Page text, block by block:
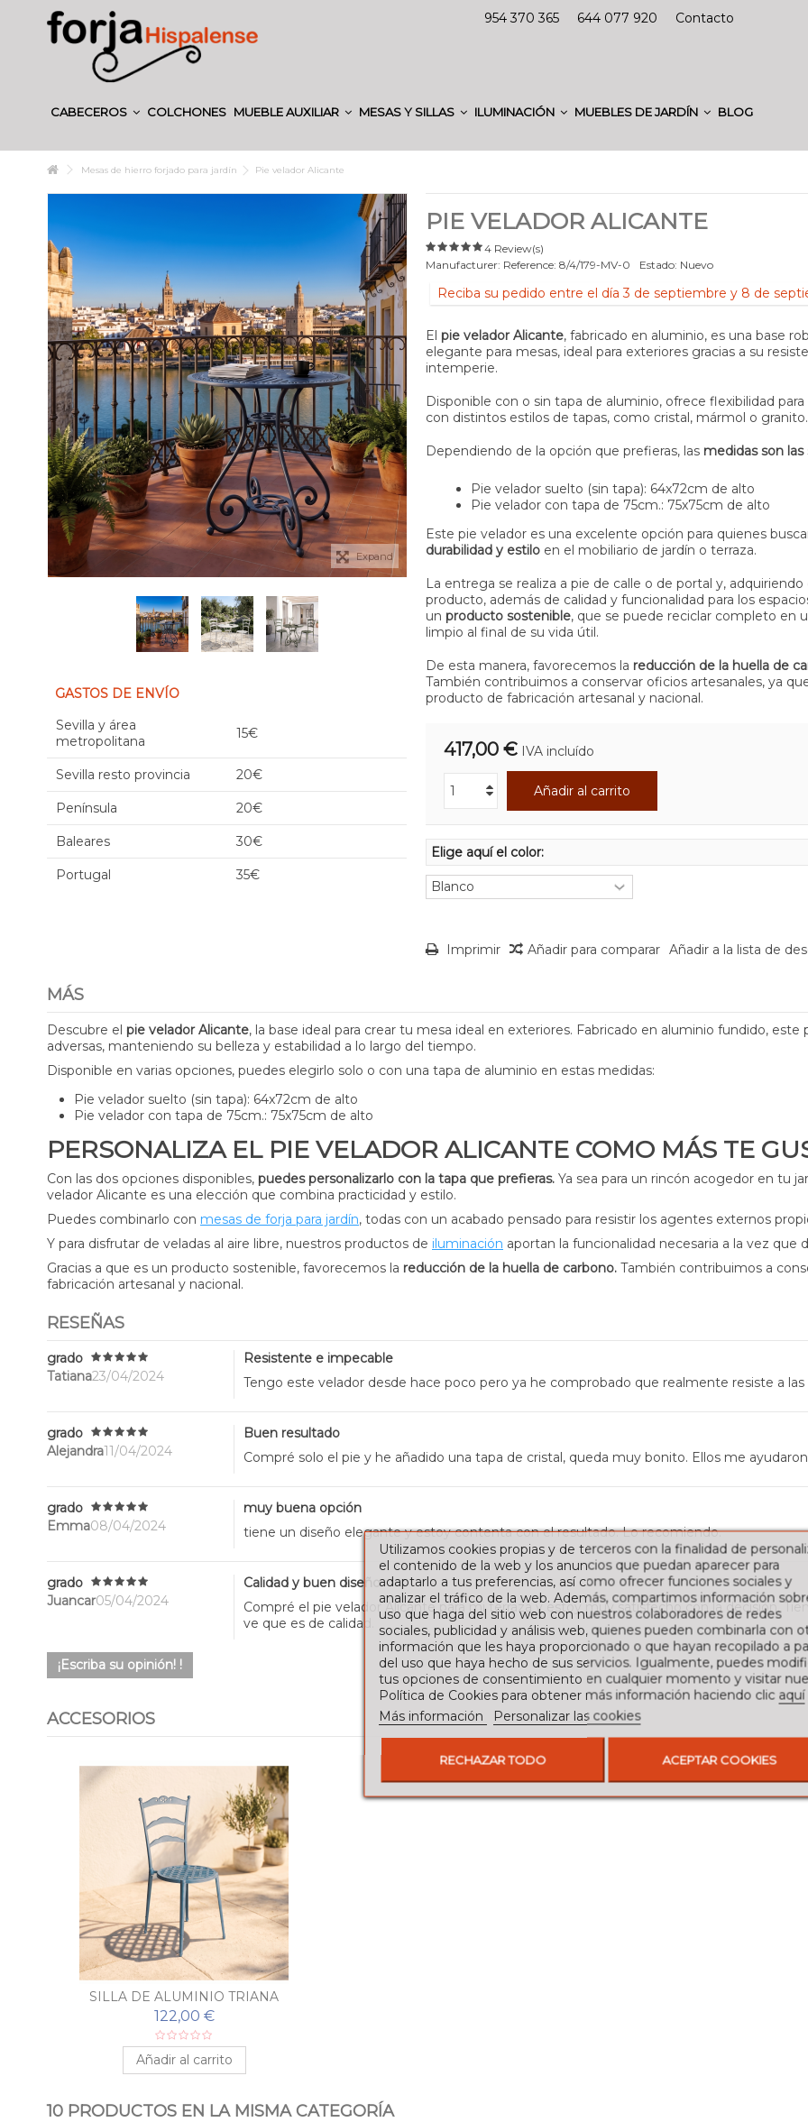
954 370 365 644 077 920 Contacto
CABECEROS COLCHONES MUEBLE AUXILIAR MESAS Y SILLAS ILUMINACIÓN MUEBLES DE JARDÍN BLOG
Mesas de hierro forjado para jardín Pie velador Alicante
Expand
GASTOS DE ENVÍO
Sevilla y área
metropolitana
15€
Sevilla resto provincia 20€
Península 20€
Baleares 30€
Portugal 35€
PIE VELADOR ALICANTE
4 Review(s)
Manufacturer: Reference: 8/4/179-MV-0 Estado: Nuevo
Reciba su pedido entre el día 3 de septiembre y 8 de
El pie velador Alicante, fabricado en aluminio, es una base
elegante para mesas, ideal para exteriores gracias a su
intemperie.
Disponible con o sin tapa de aluminio, ofrece flexibilidad
con distintos estilos de tapas, como cristal, mármol o granito.
Dependiendo de la opción que prefieras, las medidas son
Pie velador suelto (sin tapa): 64x72cm de alto
Pie velador con tapa de 75cm.: 75x75cm de alto
Este pie velador es una excelente opción para quienes
durabilidad y estiloen el mobiliario de jardín o terraza.
La entrega se realiza a pie de calle o de portal y, adquiriendo
producto, además de calidad y funcionalidad para los
un producto sostenible, que se puede reciclar completo en
limpio al final de su vida útil.
De esta manera, favorecemos la reducción de la huella de
También contribuimos a conservar oficios artesanales, ya
producto de fabricación artesanal y nacional.
417,00 € IVA incluído
Añadir al carrito
Elige aquí el color:
Imprimir Añadir para comparar Añadir a la lista de
MÁS
Descubre el pie velador Alicante, la base ideal para crear tu mesa ideal en exteriores. Fabricado en aluminio fundido,
adversas, manteniendo su belleza y estabilidad a lo largo del tiempo.
Disponible en varias opciones, puedes elegirlo solo o con una tapa de aluminio en estas medidas:
Pie velador suelto (sin tapa): 64x72cm de alto
Pie velador con tapa de 75cm.: 75x75cm de alto
PERSONALIZA EL PIE VELADOR ALICANTE COMO MÁS TE
Con las dos opciones disponibles, puedes personalizarlo con la tapa que prefieras. Ya sea para un rincón acogedor en tu
velador Alicante es una elección que combina practicidad y estilo.
Puedes combinarlo con mesas de forja para jardín, todas con un acabado pensado para resistir los agentes externos
Y para disfrutar de veladas al aire libre, nuestros productos de iluminación aportan la funcionalidad necesaria a la vez que
Gracias a que es un producto sostenible, favorecemos la reducción de la huella de carbono. También contribuimos a
fabricación artesanal y nacional.
RESEÑAS
grado
Tatiana23/04/2024
Resistente e impecable
Tengo este velador desde hace poco pero ya he comprobado que realmente resiste a
grado
Alejandra11/04/2024
Buen resultado
Compré solo el pie y he añadido una tapa de cristal, queda muy bonito. Ellos me
grado
Emma08/04/2024
muy buena opción
tiene un diseño elegante y estoy contenta con el resultado. Lo recomiendo.
grado
Juancar05/04/2024
Calidad y buen diseño
Compré el pie velador Alicante para mi terraza y estoy muy satisfecho con la decisión.
ve que es de calidad.
¡Escriba su opinión! !
ACCESORIOS
SILLA DE ALUMINIO TRIANA
122,00 €
Añadir al carrito
10 PRODUCTOS EN LA MISMA CATEGORÍA
Utilizamos cookies propias y de terceros con la finalidad de
el contenido de la web y los anuncios que puedan aparecer para
adaptarlo a tus preferencias, así como ofrecer funciones sociales y
analizar el tráfico de la web. Además, compartimos información
uso que haga del sitio web con nuestros colaboradores de redes
sociales, publicidad y análisis web, quienes pueden combinarla con
información que les haya proporcionado o que hayan recopilado a
del uso que haya hecho de sus servicios. Igualmente, puedes
tus opciones de consentimiento en cualquier momento y visitar
Política de Cookies para obtener más información haciendo clic aquí
Más información
Personalizar las cookies
RECHAZAR TODO ACEPTAR COOKIES